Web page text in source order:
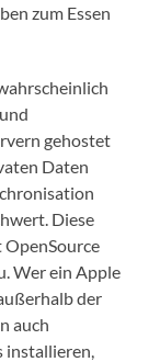
zum Essen
gehostet
Daten
Diese
OpenSource
Wer ein Apple
der
auch
installieren,